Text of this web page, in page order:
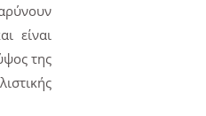
είναι
της